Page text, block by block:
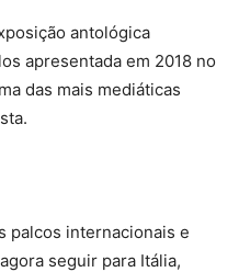
antológica
apresentada em 2018 no
das mais mediáticas
palcos internacionais e
seguir para Itália,